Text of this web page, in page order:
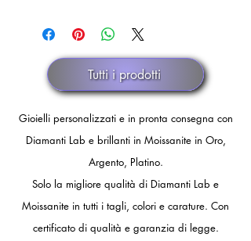
tempo di preparazione di circa 4
diametro interno anello 15,3 mm)
- 9 (circonferenza dito 49mm,
diametro interno anello 15,6 mm)
- 10 (circonferenza dito 50mm,
diametro interno anello 15,9 mm)
- 11 (circonferenza dito 51mm,
diametro interno anello 16,2 mm)
- 12 (circonferenza dito 52mm,
diametro interno anello 16,5 mm)
- 13 (circonferenza dito 53mm,
diametro interno anello 16,8 mm)
- 14 (circonferenza dito 54mm,
diametro interno anello 17,2 mm)
Tutti i prodotti
Gioielli personalizzati e in pronta consegna con
Diamanti Lab e brillanti in Moissanite in Oro,
Argento, Platino.
Solo la migliore qualità di Diamanti Lab e
Moissanite in tutti i tagli, colori e carature. Con
certificato di qualità e garanzia di legge.